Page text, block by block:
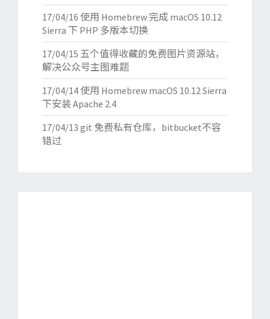
17/04/16 使用 Homebrew 完成 macOS 10.12
Sierra 下 PHP 多版本切换
17/04/15 五个值得收藏的免费图片资源站，
解决公众号主图难题
17/04/14使用 Homebrew macOS 10.12 Sierra
下安装 Apache 2.4
17/04/13 git 免费私有仓库，bitbucket不容
错过